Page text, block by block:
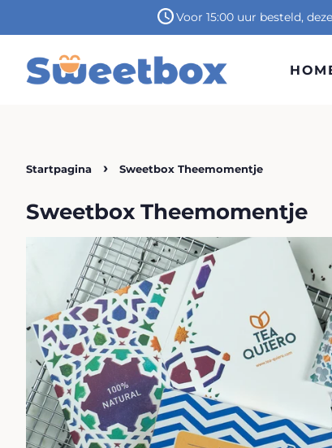
Voor 15:00 uur besteld,
Startpagina › Sweetbox Theemomentje
Sweetbox Theemomentje